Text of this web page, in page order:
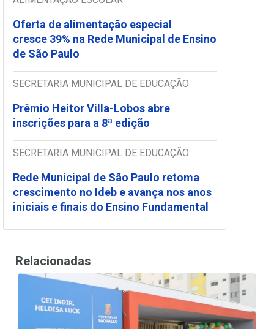
Oferta de alimentação especial
cresce 39% na Rede Municipal de Ensino
de São Paulo
SECRETARIA MUNICIPAL DE EDUCAÇÃO
Prêmio Heitor Villa-Lobos abre
inscrições para a 8ª edição
SECRETARIA MUNICIPAL DE EDUCAÇÃO
Rede Municipal de São Paulo retoma
crescimento no Ideb e avança nos anos
iniciais e finais do Ensino Fundamental
Relacionadas